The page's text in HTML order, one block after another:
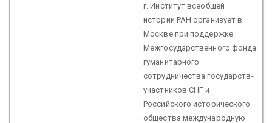
г. Институт всеобщей
истории РАН организует в
Москве при поддержке
Межгосударственного фонда
гуманитарного
сотрудничества государств-
участников СНГ и
Российского исторического
общества международную